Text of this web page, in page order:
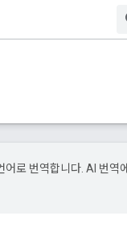
로 번역합니다. AI 번역